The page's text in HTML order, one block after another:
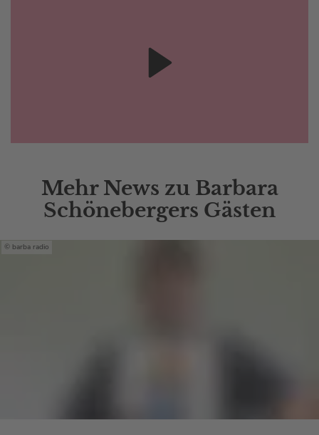
Mehr News zu Barbara
Schönebergers Gästen
barba radio